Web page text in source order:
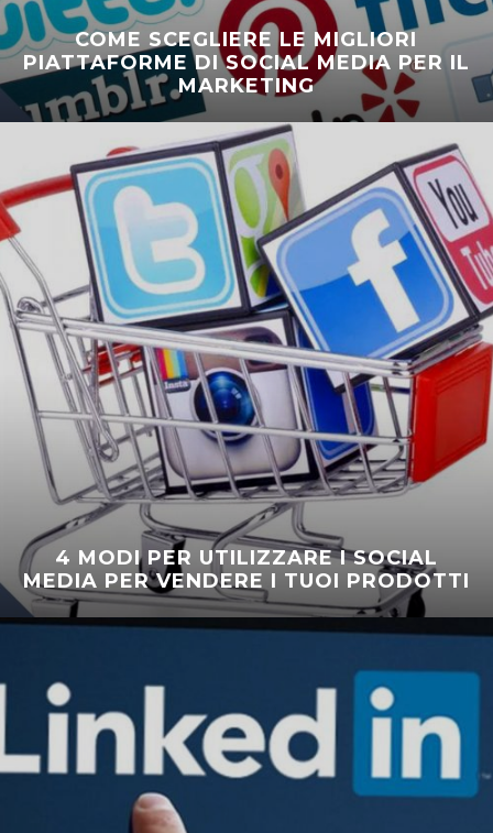
COME SCEGLIERE LE MIGLIORI
PIATTAFORME DI SOCIAL MEDIA PER IL
MARKETING
4 MODI PER UTILIZZARE I SOCIAL
MEDIA PER VENDERE I TUOI PRODOTTI